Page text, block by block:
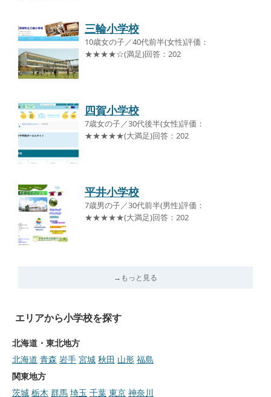
三輪小学校
10歳女の子／40代前半(女性)評価：
★★★★☆(満足)回答：202
四賀小学校
7歳女の子／30代後半(女性)評価：
★★★★★(大満足)回答：202
平井小学校
7歳男の子／30代前半(男性)評価：
★★★★★(大満足)回答：202
→もっと見る
エリアから小学校を探す
北海道・東北地方
北海道 青森 岩手 宮城 秋田 山形 福島
関東地方
茨城 栃木 群馬 埼玉 千葉 東京 神奈川